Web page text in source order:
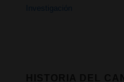
Investigación